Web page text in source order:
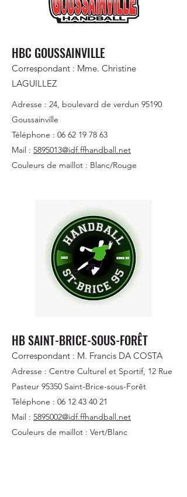
HBC GOUSSAINVILLE
Correspondant : Mme. Christine
LAGUILLEZ
Adresse : 24, boulevard de verdun 95190
Goussainville
Téléphone : 06 62 19 78 63
Mail : 5895013@idf.ffhandball.net
Couleurs de maillot : Blanc/Rouge
HB SAINT-BRICE-SOUS-FORÊT
Correspondant : M. Francis DA COSTA
Adresse : Centre Culturel et Sportif, 12 Rue
Pasteur 95350 Saint-Brice-sous-Forêt
Téléphone : 06 12 43 40 21
Mail : 5895002@idf.ffhandball.net
Couleurs de maillot : Vert/Blanc